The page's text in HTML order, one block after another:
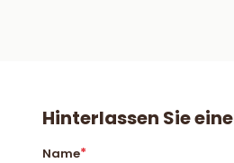
Hinterlassen Sie
Name*